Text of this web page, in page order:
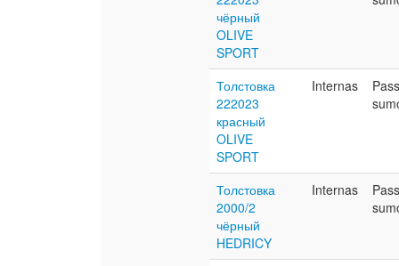
чёрный
OLIVE
SPORT
Толстовка
222023
красный
OLIVE
SPORT
Internas
Толстовка
2000/2
чёрный
HEDRICY
Internas